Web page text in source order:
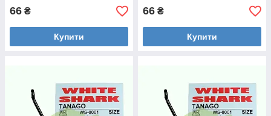
66 ₴
Купити
66 ₴
Купити